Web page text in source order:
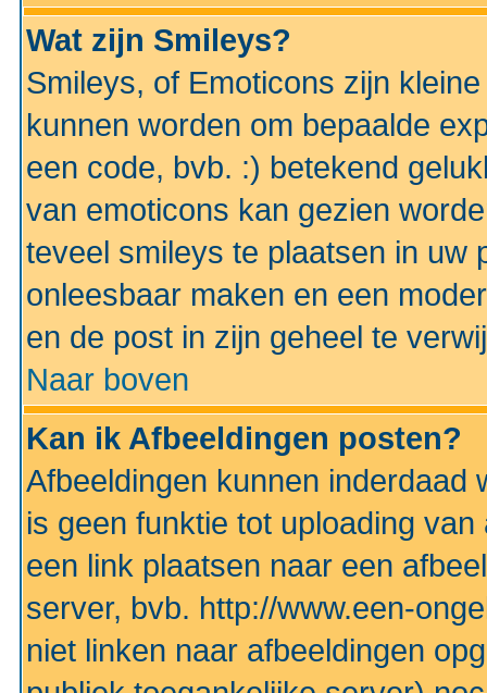
Wat zijn Smileys?
Smileys, of Emoticons zijn
kunnen worden om bepaalde
een code, bvb. :) betekend
van emoticons kan gezien
teveel smileys te plaatsen in uw
onleesbaar maken en een
en de post in zijn geheel te
Naar boven
Kan ik Afbeeldingen posten?
Afbeeldingen kunnen inderdaad
is geen funktie tot uploading
een link plaatsen naar een
server, bvb. http://www.een-
niet linken naar afbeeldingen